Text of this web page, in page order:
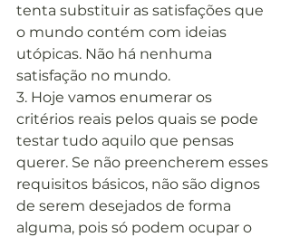
tenta substituir as satisfações que
o mundo contém com ideias
utópicas. Não há nenhuma
satisfação no mundo.
3. Hoje vamos enumerar os
critérios reais pelos quais se pode
testar tudo aquilo que pensas
querer. Se não preencherem esses
requisitos básicos, não são dignos
de serem desejados de forma
alguma, pois só podem ocupar o